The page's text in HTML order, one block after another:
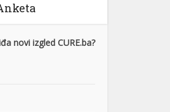
novi izgled CURE.ba?